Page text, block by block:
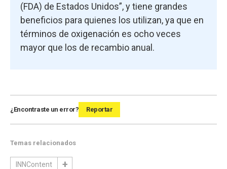
(FDA) de Estados Unidos”, y tiene grandes
beneficios para quienes los utilizan, ya que en
términos de oxigenación es ocho veces
mayor que los de recambio anual.
¿Encontraste un error? Reportar
Temas relacionados
INNContent